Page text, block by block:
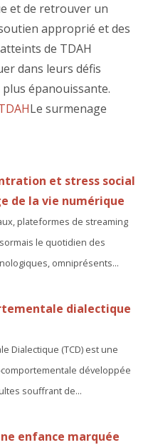
et de retrouver un
approprié et des
de TDAH
dans leurs défis
épanouissante.
Le surmenage
et stress social
de la vie numérique
plateformes de streaming
le quotidien des
omniprésents...
dialectique
Dialectique (TCD) est une
développée
souffrant de...
enfance marquée